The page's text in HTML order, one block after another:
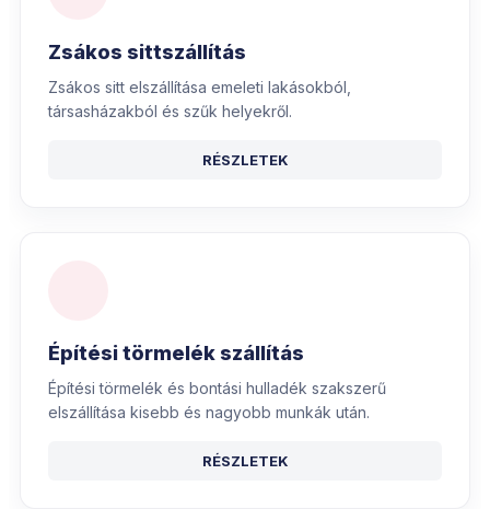
Zsákos sittszállítás
Zsákos sitt elszállítása emeleti lakásokból,
társasházakból és szűk helyekről.
RÉSZLETEK
Építési törmelék szállítás
Építési törmelék és bontási hulladék szakszerű
elszállítása kisebb és nagyobb munkák után.
RÉSZLETEK